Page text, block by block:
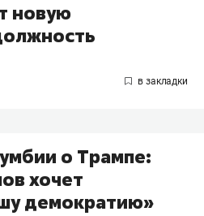
новую
о Трампе:
хочет
демократию»